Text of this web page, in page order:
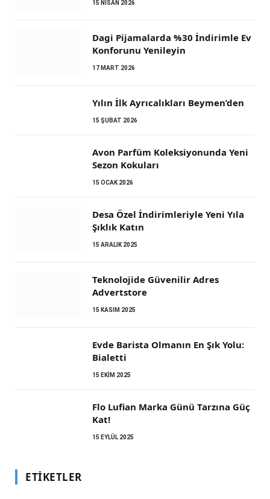
15 NISAN 2026
Dagi Pijamalarda %30 İndirimle Ev
Konforunu Yenileyin
17 MART 2026
Yılın İlk Ayrıcalıkları Beymen’den
15 ŞUBAT 2026
Avon Parfüm Koleksiyonunda Yeni
Sezon Kokuları
15 OCAK 2026
Desa Özel İndirimleriyle Yeni Yıla
Şıklık Katın
15 ARALIK 2025
Teknolojide Güvenilir Adres
Advertstore
15 KASIM 2025
Evde Barista Olmanın En Şık Yolu:
Bialetti
15 EKIM 2025
Flo Lufian Marka Günü Tarzına Güç
Kat!
15 EYLÜL 2025
ETIKETLER